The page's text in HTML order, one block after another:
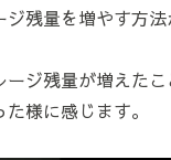
ジ残量を増やす方
ージ残量が増えた
様に感じます。